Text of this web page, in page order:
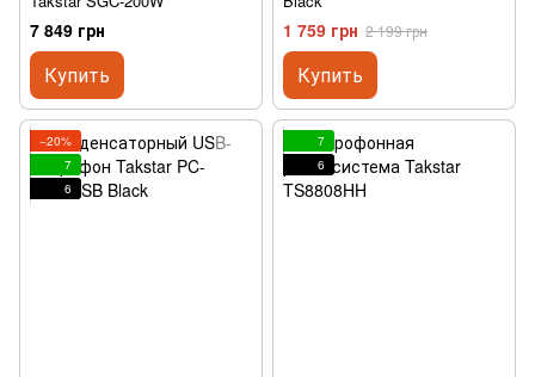
7 849 грн
Купить
1 759 грн 2 199 грн
Купить
−20%
7
6
7
6